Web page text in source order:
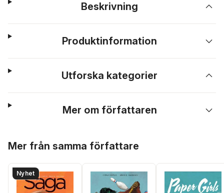
Beskrivning
Produktinformation
Utforska kategorier
Mer om författaren
Mer från samma författare
Nyhet